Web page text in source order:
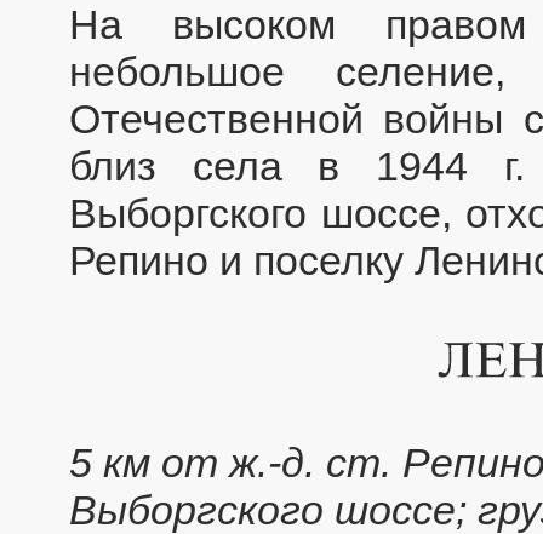
На высоком правом
небольшое
Отечественной войны
близ села в 1944 г.
Выборгского шоссе,
Репино и поселку
5 км от ж.-д. ст.
Выборгского шоссе;